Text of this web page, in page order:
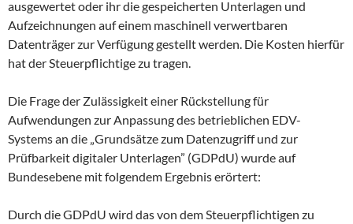
ausgewertet oder ihr die gespeicherten Unterlagen und
Aufzeichnungen auf einem maschinell verwertbaren
Datenträger zur Verfügung gestellt werden. Die Kosten hierfür
hat der Steuerpflichtige zu tragen.
Die Frage der Zulässigkeit einer Rückstellung für
Aufwendungen zur Anpassung des betrieblichen EDV-
Systems an die „Grundsätze zum Datenzugriff und zur
Prüfbarkeit digitaler Unterlagen” (GDPdU) wurde auf
Bundesebene mit folgendem Ergebnis erörtert:
Durch die GDPdU wird das von dem Steuerpflichtigen zu